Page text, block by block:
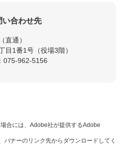
い合わせ先
直通
目1番1号（役場3階）
075-962-5156
合には、Adobe社が提供するAdobe
ナーのリンク先からダウンロードしてく